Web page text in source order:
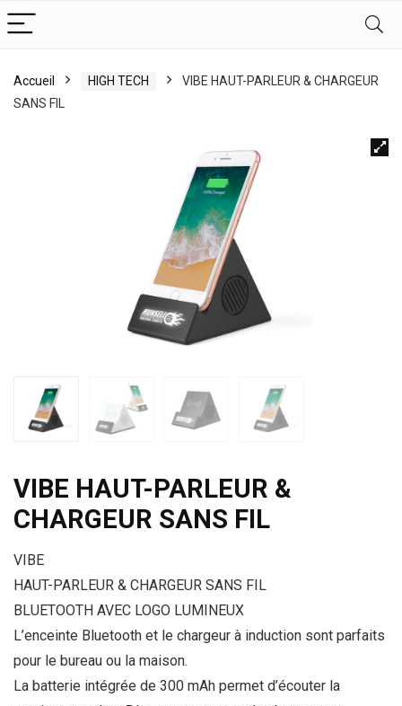
Accueil HIGH TECH
VIBE HAUT-PARLEUR & CHARGEUR
SANS FIL
VIBE HAUT-PARLEUR &
CHARGEUR SANS FIL
VIBE
HAUT-PARLEUR & CHARGEUR SANS FIL
BLUETOOTH AVEC LOGO LUMINEUX
L’enceinte Bluetooth et le chargeur à induction sont parfaits
pour le bureau ou la maison.
La batterie intégrée de 300 mAh permet d’écouter la